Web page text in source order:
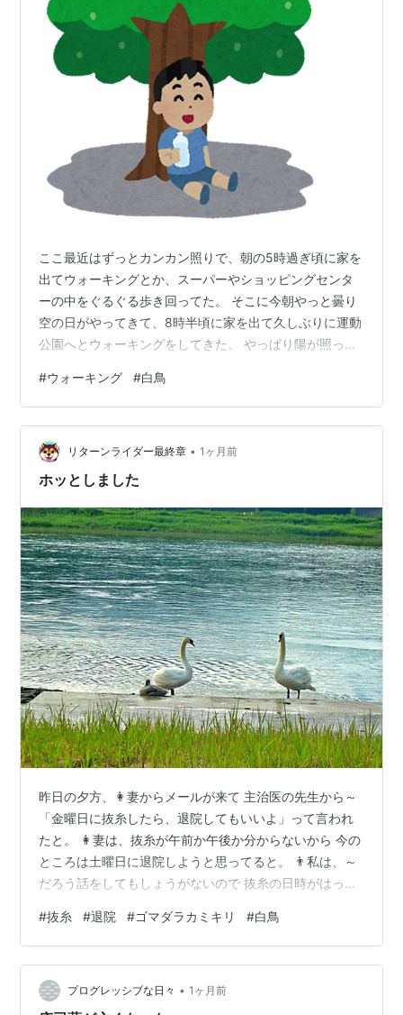
ここ最近はずっとカンカン照りで、朝の5時過ぎ頃に家を
出てウォーキングとか、スーパーやショッピングセンタ
ーの中をぐるぐる歩き回ってた。 そこに今朝やっと曇り
空の日がやってきて、8時半頃に家を出て久しぶりに運動
公園へとウォーキングをしてきた。 やっぱり陽が照って
ずいぶん歩きやすかった。 早起きして涼しいうちにウォ
ーキングすればいいんだけど、起きてすぐに歩くのがま
ずいのか家に帰るとクタクタになり、その日は一日中調
子が悪く、昼に猛烈に眠くなってしまう(^^;) だたまだ陽
が昇らない空は、朝焼けとかいろんな表情を見せてくれ
#ウォーキング #白鳥
リターンライダー最終章 • 1ヶ月前
ホッとしました
昨日の夕方、👩妻からメールが来て 主治医の先生から～
「金曜日に抜糸したら、退院してもいいよ」って言われ
たと。 👩妻は、抜糸が午前か午後か分からないから 今の
ところは土曜日に退院しようと思ってると。 👨私は、～
だろう話をしてもしょうがないので 抜糸の日時がはっき
えに行く時間によって 🐶サクを留守番させるのか？連れ
ていくのか？ それとも動物病院へ預けなきゃいけないの
か？ 👨私の対応がそれによって変わるからです。 要する
にこっちの段取りが出来ない・・・ それでも、遅くとも
#抜糸 #退院 #ゴマダラカミキリ #白鳥
プログレッシブな日々 • 1ヶ月前